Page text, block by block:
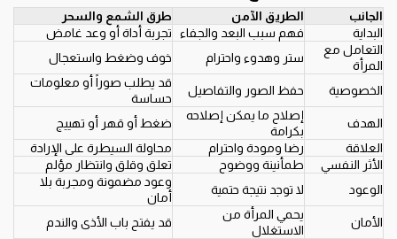
الجانب الطريق الآمن
طرق الشمع والسحر
البداية
فهم سبب البعد والجفاء
تجربة أداة أو وعد غامض
التعامل مع
المرأة
ستر وهدوء واحترام خوف وضغط واستعجال
الخصوصية حفظ الصور والتفاصيل
قد يطلب صوراً أو معلومات
حساسة
الهدف
إصلاح ما يمكن إصلاحه
بكرامة
ضغط أو قهر أو تهييج
العلاقة
رضا ومودة واحترام
محاولة السيطرة على الإرادة
الأثر النفسي
طمأنينة ووضوح
تعلق وقلق وانتظار مؤلم
الوعود
لا توجد نتيجة حتمية
وعود مضمونة ومجربة بلا
أمان
الأمان
يحمي المرأة من
الاستغلال
قد يفتح باب الأذى والندم